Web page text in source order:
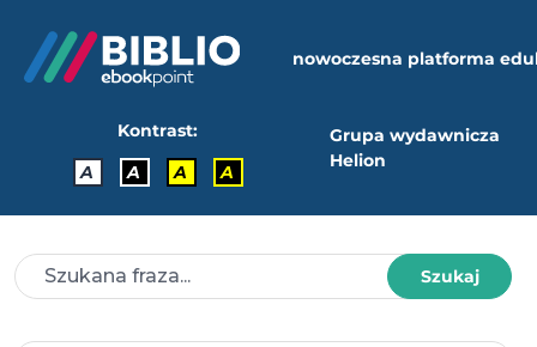
nowoczesna platforma
Kontrast:
A
A A A
Grupa wydawnicza
Helion
Szukaj